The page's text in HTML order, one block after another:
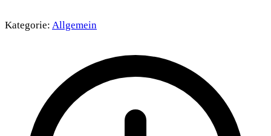
Kategorie: Allgemein